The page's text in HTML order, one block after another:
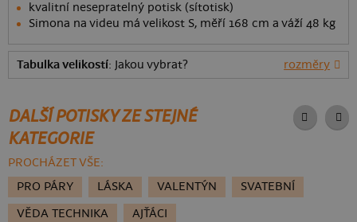
kvalitní nesepratelný potisk (sítotisk)
Simona na videu má velikost S, měří 168 cm a váží 48 kg
Tabulka velikostí: Jakou vybrat? rozměry
DALŠÍ POTISKY ZE STEJNÉ
KATEGORIE
PROCHÁZET VŠE:
PRO PÁRY
LÁSKA VALENTÝN
SVATEBNÍ
VĚDA TECHNIKA
AJŤÁCI